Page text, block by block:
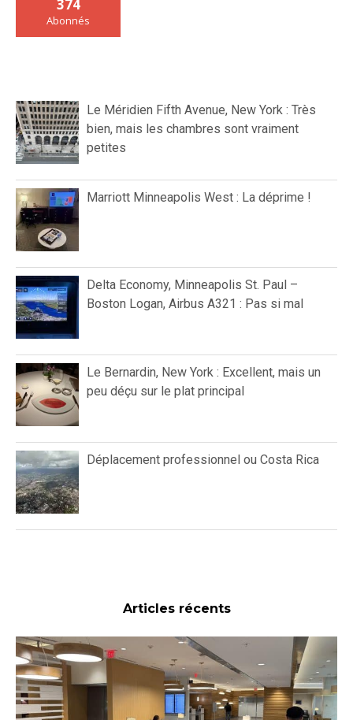
374
Abonnés
Le Méridien Fifth Avenue, New York : Très
bien, mais les chambres sont vraiment
petites
Marriott Minneapolis West : La déprime !
Delta Economy, Minneapolis St. Paul –
Boston Logan, Airbus A321 : Pas si mal
Le Bernardin, New York : Excellent, mais un
peu déçu sur le plat principal
Déplacement professionnel ou Costa Rica
Articles récents